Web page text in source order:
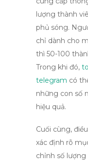
lượng thành
phủ sóng.
chỉ dành cho
thì 50-100
Trong khi đó,
telegram có
những con số
hiệu quả.
Cuối cùng,
xác định rõ
chỉnh số